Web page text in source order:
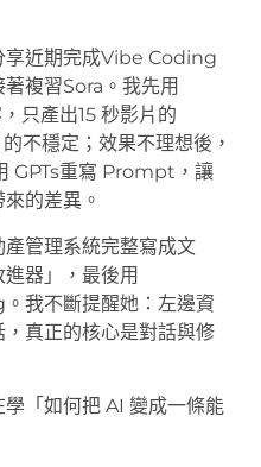
享近期完成Vibe Coding
複習Sora。我先用
只產出15 秒影片的
不穩定；效果不理想後，
GPTs重寫 Prompt，讓
的差異。
管理系統完整寫成文
器」，最後用
我不斷提醒她：左邊資
真正的核心是對話與修
「如何把 AI 變成一條能